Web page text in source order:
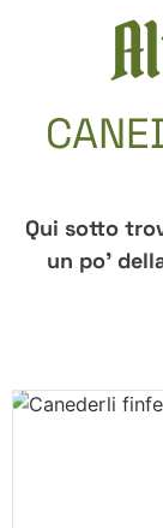
Qui sotto
un po’